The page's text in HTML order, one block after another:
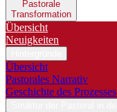
Pastorale
Transformation
Übersicht
Neuigkeiten
Übersicht
Pastorales Narrativ
Geschichte des Prozesses